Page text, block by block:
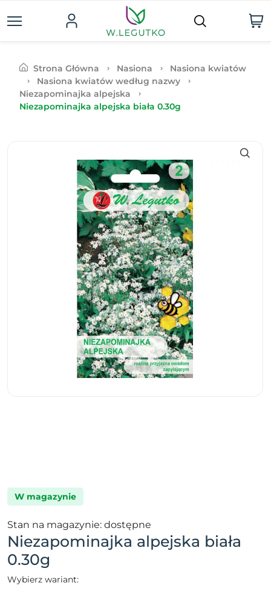
Strona Główna Nasiona
Nasiona kwiatów
Nasiona kwiatów według nazwy
Niezapominajka alpejska
Niezapominajka alpejska biała 0.30g
W magazynie
Stan na magazynie: dostępne
Niezapominajka alpejska biała
0.30g
Wybierz wariant: